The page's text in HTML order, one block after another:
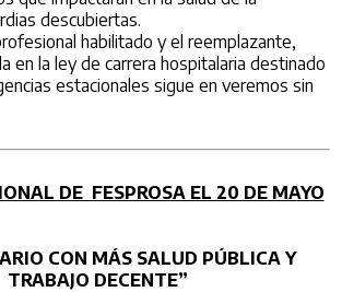
descubiertas.
habilitado y el reemplazante,
en la ley de carrera hospitalaria destinado
estacionales sigue en veremos sin
DE FESPROSA EL 20 DE MAYO
CON MÁS SALUD PÚBLICA Y
TRABAJO DECENTE”